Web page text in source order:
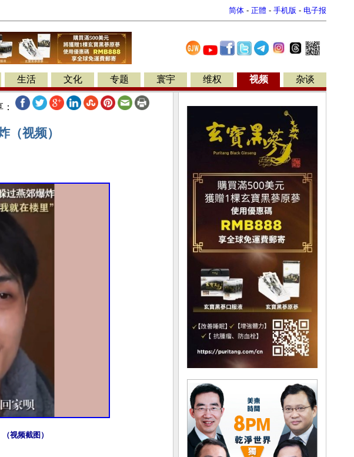
简体 - 正體 - 手机版 - 电子报
生活 文化 专题 寰宇 维权 视频 杂谈
（视频）
视频截图）